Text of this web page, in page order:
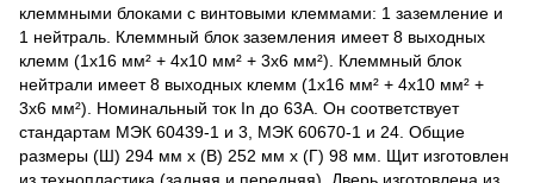
клеммными блоками с винтовыми клеммами: 1 заземление и
1 нейтраль. Клеммный блок заземления имеет 8 выходных
клемм (1x16 мм² + 4x10 мм² + 3x6 мм²). Клеммный блок
нейтрали имеет 8 выходных клемм (1x16 мм² + 4x10 мм² +
3x6 мм²). Номинальный ток In до 63А. Он соответствует
стандартам МЭК 60439-1 и 3, МЭК 60670-1 и 24. Общие
размеры (Ш) 294 мм x (В) 252 мм x (Г) 98 мм. Щит изготовлен
из технопластика (задняя и передняя). Дверь изготовлена из